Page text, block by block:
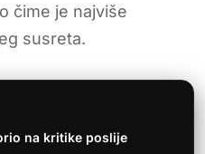
čime je najviše
susreta.
na kritike poslije